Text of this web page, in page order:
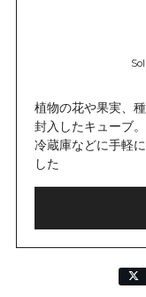
植物の花や果実、
封入したキューブ
冷蔵庫などに手軽
した